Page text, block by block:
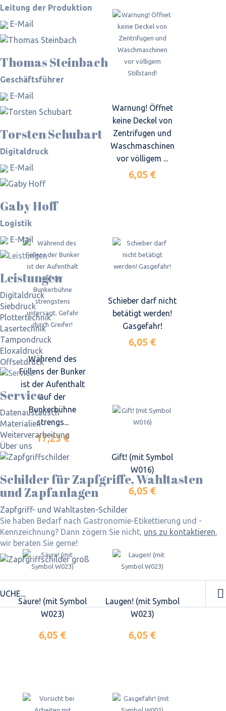
Leitung der Produktion
E-Mail
Thomas Steinbach
Geschäftsführer
E-Mail
Torsten Schubart
Digitaldruck
E-Mail
Gaby Hoff
Logistik
E-Mail
Leistungen
Digitaldruck
Siebdruck
Plottertechnik
Lasertechnik
Tampondruck
Eloxaldruck
Offsetdruck
Service
Datenaustausch
Materialien
Weiterverarbeitung
Über uns
Schilder für Zapfgriffe, Wahltasten
und Zapfanlagen
Zapfgriff- und Wahltasten-Schilder
Sie haben Bedarf nach Gastronomie-Etikettierung und -
Kennzeichnung? Dann zögern Sie nicht, uns zu kontaktieren,
wir beraten Sie gerne!
Warnung! Öffnet
keine Deckel von
Zentrifugen und
Waschmaschinen
vor völligem ...
6,05 €
Während des
Füllens der Bunker
ist der Aufenthalt
auf der
Bunkerbühne
strengs...
17,23 €
Schieber darf nicht
betätigt werden!
Gasgefahr!
6,05 €
Gift! (mit Symbol
W016)
6,05 €
Säure! (mit Symbol
W023)
6,05 €
Laugen! (mit Symbol
W023)
6,05 €